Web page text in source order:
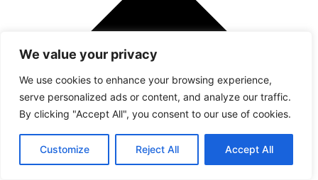
We value your privacy
We use cookies to enhance your browsing experience,
serve personalized ads or content, and analyze our traffic.
By clicking "Accept All", you consent to our use of cookies.
Customize Reject All Accept All